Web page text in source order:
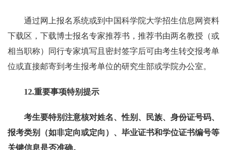
通过网上报名系统或到中国科学院大学招生信息网资料
下载区，下载博士报名专家推荐书，推荐书由两名教授 （或
相当职称）同行专家填写且密封签字后可由考生转交报考单
位或直接邮寄到考生报考单位的研究生部或学院办公室。
12.重要事项特别提示
考生要特别注意核对姓名、性别、民族、身份证号码、
报考类别（如非定向或定向）、毕业证书和学位证书编号等
关键信息是否准确。